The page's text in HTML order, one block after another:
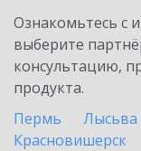
Ознакомьтесь с
выберите
консультацию,
продукта.
Пермь
Лысьва
Красновишерск